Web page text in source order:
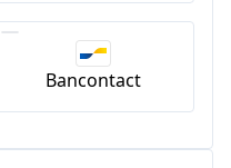
Bancontact